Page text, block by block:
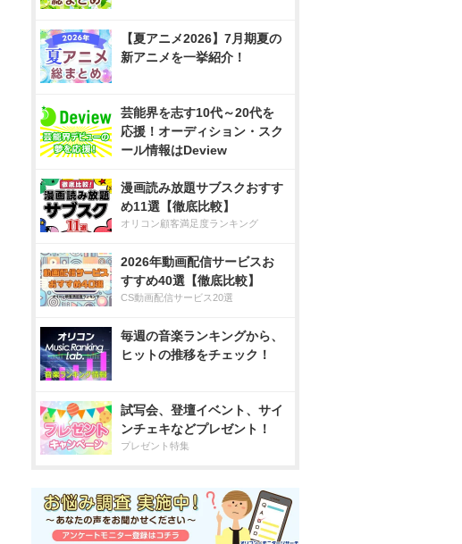
【夏アニメ2026】7月期夏の
新アニメを一挙紹介！
芸能界を志す10代～20代を
応援！オーディション・スク
ール情報はDeview
漫画読み放題サブスクおすす
め11選【徹底比較】
オリコン顧客満足度ランキング
2026年動画配信サービスお
すすめ40選【徹底比較】
CS動画配信サービス20選
毎週の音楽ランキングから、
ヒットの推移をチェック！
試写会、登壇イベント、サイ
ンチェキなどプレゼント！
プレゼント特集